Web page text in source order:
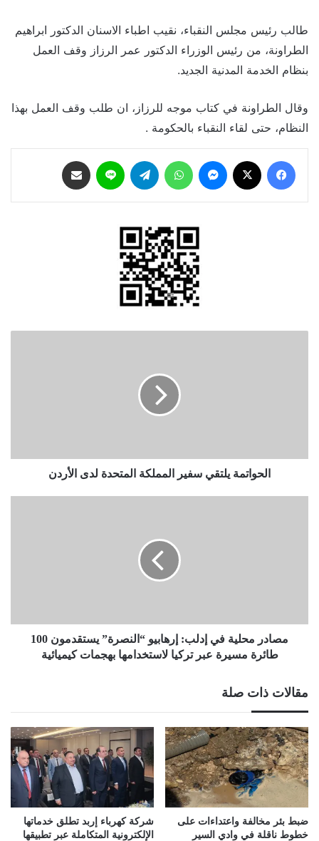
طالب رئيس مجلس النقباء، نقيب اطباء الاسنان الدكتور ابراهيم
الطراونة، من رئيس الوزراء الدكتور عمر الرزاز وقف العمل
بنظام الخدمة المدنية الجديد.
وقال الطراونة في كتاب موجه للرزاز، ان طلب وقف العمل بهذا
النظام، حتى لقاء النقباء بالحكومة .
فيسبوك ماسنجر واتساب تيلقرام لاين
الحواتمة يلتقي سفير المملكة المتحدة لدى الأردن
طائرة
مسيرة
بهجمات
كيميائية
مصادر محلية في إدلب: إرهابيو “النصرة” يستقدمون 100
طائرة مسيرة عبر تركيا لاستخدامها بهجمات كيميائية
مقالات ذات صلة
ضبط بئر مخالفة واعتداءات على
خطوط ناقلة في وادي السير
شركة كهرباء إربد تطلق خدماتها
الإلكترونية المتكاملة عبر تطبيقها